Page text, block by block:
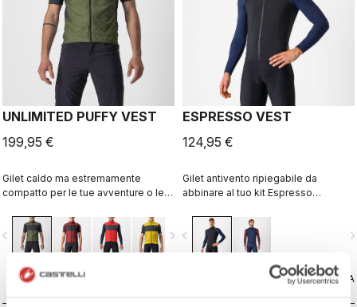
UNLIMITED PUFFY VEST
199,95 €
Gilet caldo ma estremamente
compatto per le tue avventure o le
antivento in microfibra intrecciata
con isolamento Polartec® Alpha®
Direct.
navigate_next
ESPRESSO VEST
124,95 €
Gilet antivento ripiegabile da
abbinare al tuo kit Espresso
anteriore blocca il vento, pur
rimanendo traspirante. Sul retro
abbiamo aggiunto tre tasche per
darti in ogni momento un facile
accesso a tutto ciò che ti serve
navigate_before
CONFRONTA